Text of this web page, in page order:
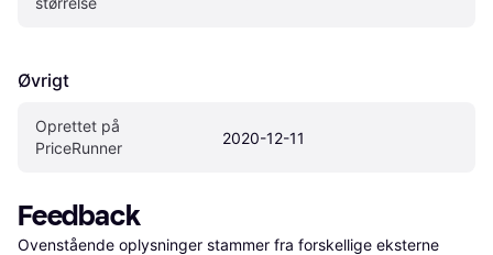
Øvrigt
Oprettet på
PriceRunner
2020-12-11
Feedback
Ovenstående oplysninger stammer fra forskellige eksterne